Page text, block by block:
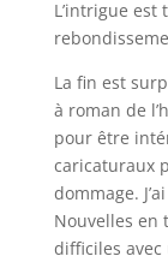
L’intrigue
La fin est
à roman de
pour être
caricaturaux
dommage.
Nouvelles en
difficiles